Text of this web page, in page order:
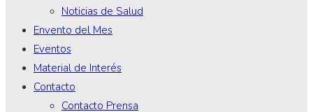
Noticias de Salud
Envento del Mes
Eventos
Material de Interés
Contacto
Contacto Prensa